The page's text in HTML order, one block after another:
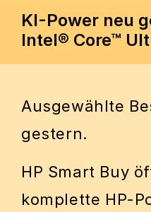
KI-Power neu
Intel® Core™
Ausgewählte
gestern.
HP Smart Buy
komplette HP-